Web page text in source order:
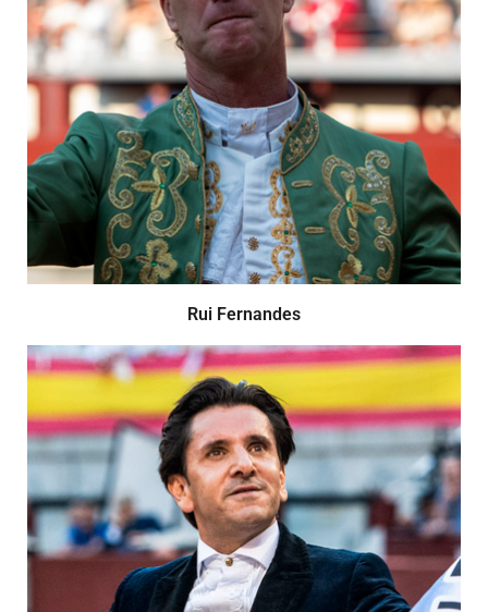
Rui Fernandes